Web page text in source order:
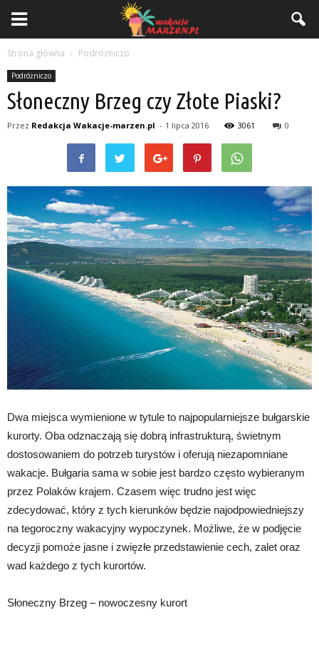
Strona główna Podróżniczo
Podróżniczo
Słoneczny Brzeg czy Złote Piaski?
Przez Redakcja Wakacje-marzen.pl - 1 lipca 2016 3061 0
Dwa miejsca wymienione w tytule to najpopularniejsze bułgarskie
kurorty. Oba odznaczają się dobrą infrastrukturą, świetnym
dostosowaniem do potrzeb turystów i oferują niezapomniane
wakacje. Bułgaria sama w sobie jest bardzo często wybieranym
przez Polaków krajem. Czasem więc trudno jest więc
zdecydować, który z tych kierunków będzie najodpowiedniejszy
na tegoroczny wakacyjny wypoczynek. Możliwe, że w podjęcie
decyzji pomoże jasne i zwięzłe przedstawienie cech, zalet oraz
wad każdego z tych kurortów.
Słoneczny Brzeg – nowoczesny kurort